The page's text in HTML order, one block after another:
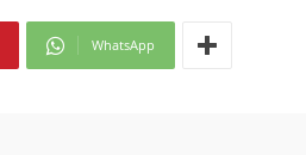
WhatsApp